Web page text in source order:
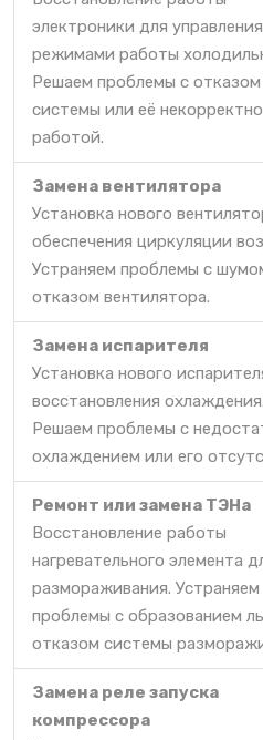
электроники для управления
режимами работы
Решаем проблемы с отказом
системы или её
работой.
Замена вентилятора
Установка нового
обеспечения циркуляции
Устраняем проблемы с
отказом вентилятора.
Замена испарителя
Установка нового
восстановления охлаждения.
Решаем проблемы с
охлаждением или его
Ремонт или замена ТЭНа
Восстановление работы
нагревательного элемента
размораживания. Устраняем
проблемы с образованием
отказом системы
Замена реле запуска
компрессора